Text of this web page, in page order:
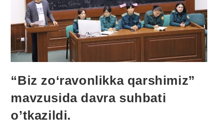
“Biz zo‘ravonlikka qarshimiz”
mavzusida davra suhbati
o’tkazildi.